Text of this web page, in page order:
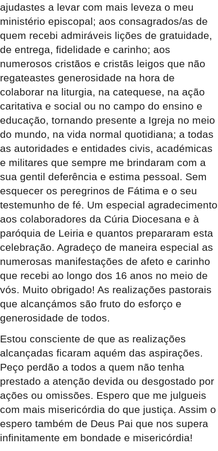
ajudastes a levar com mais leveza o meu
ministério episcopal; aos consagrados/as de
quem recebi admiráveis lições de gratuidade,
de entrega, fidelidade e carinho; aos
numerosos cristãos e cristãs leigos que não
regateastes generosidade na hora de
colaborar na liturgia, na catequese, na ação
caritativa e social ou no campo do ensino e
educação, tornando presente a Igreja no meio
do mundo, na vida normal quotidiana; a todas
as autoridades e entidades civis, académicas
e militares que sempre me brindaram com a
sua gentil deferência e estima pessoal. Sem
esquecer os peregrinos de Fátima e o seu
testemunho de fé. Um especial agradecimento
aos colaboradores da Cúria Diocesana e à
paróquia de Leiria e quantos prepararam esta
celebração. Agradeço de maneira especial as
numerosas manifestações de afeto e carinho
que recebi ao longo dos 16 anos no meio de
vós. Muito obrigado! As realizações pastorais
que alcançámos são fruto do esforço e
generosidade de todos.
Estou consciente de que as realizações
alcançadas ficaram aquém das aspirações.
Peço perdão a todos a quem não tenha
prestado a atenção devida ou desgostado por
ações ou omissões. Espero que me julgueis
com mais misericórdia do que justiça. Assim o
espero também de Deus Pai que nos supera
infinitamente em bondade e misericórdia!